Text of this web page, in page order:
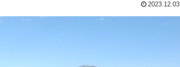
2023.12.03